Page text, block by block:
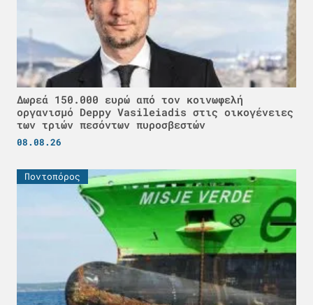
Δωρεά 150.000 ευρώ από τον κοινωφελή
οργανισμό Deppy Vasileiadis στις οικογένειες
των τριών πεσόντων πυροσβεστών
08.08.26
Ποντοπόρος